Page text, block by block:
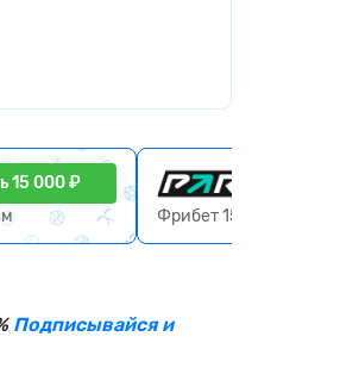
15 000 ₽
Фрибет 15000 ₽ всем
Подписывайся и